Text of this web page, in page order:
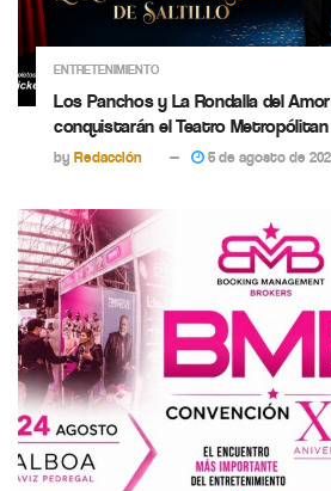
ENTRETENIMIENTO
Los Panchos y La Rondalla del
conquistarán el Teatro Metropólitan
by Redacción 5 de agosto de